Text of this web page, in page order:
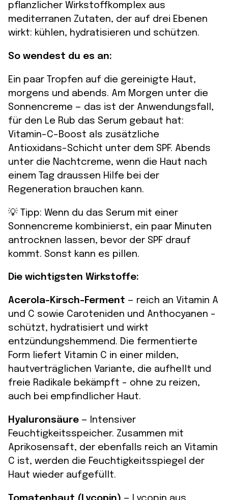
pflanzlicher Wirkstoffkomplex aus
mediterranen Zutaten, der auf drei Ebenen
wirkt: kühlen, hydratisieren und schützen.
So wendest du es an:
Ein paar Tropfen auf die gereinigte Haut,
morgens und abends. Am Morgen unter die
Sonnencreme — das ist der Anwendungsfall,
für den Le Rub das Serum gebaut hat:
Vitamin-C-Boost als zusätzliche
Antioxidans-Schicht unter dem SPF. Abends
unter die Nachtcreme, wenn die Haut nach
einem Tag draussen Hilfe bei der
Regeneration brauchen kann.
💡 Tipp: Wenn du das Serum mit einer
Sonnencreme kombinierst, ein paar Minuten
antrocknen lassen, bevor der SPF drauf
kommt. Sonst kann es pillen.
Die wichtigsten Wirkstoffe:
Acerola-Kirsch-Ferment — reich an Vitamin A
und C sowie Caroteniden und Anthocyanen –
schützt, hydratisiert und wirkt
entzündungshemmend. Die fermentierte
Form liefert Vitamin C in einer milden,
hautverträglichen Variante, die aufhellt und
freie Radikale bekämpft – ohne zu reizen,
auch bei empfindlicher Haut.
Hyaluronsäure — Intensiver
Feuchtigkeitsspeicher. Zusammen mit
Aprikosensaft, der ebenfalls reich an Vitamin
C ist, werden die Feuchtigkeitsspiegel der
Haut wieder aufgefüllt.